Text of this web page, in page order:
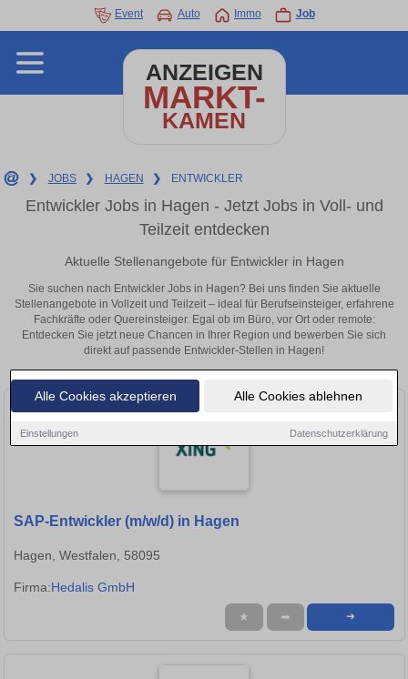
Alle Cookies akzeptieren Alle Cookies ablehnen
Einstellungen Datenschutzerklärung
Event Auto Immo Job
ANZEIGEN
MARKT-
KAMEN
❯ JOBS ❯ HAGEN ❯ ENTWICKLER
Entwickler Jobs in Hagen - Jetzt Jobs in Voll- und
Teilzeit entdecken
Aktuelle Stellenangebote für Entwickler in Hagen
Sie suchen nach Entwickler Jobs in Hagen? Bei uns finden Sie aktuelle
Stellenangebote in Vollzeit und Teilzeit – ideal für Berufseinsteiger, erfahrene
Fachkräfte oder Quereinsteiger. Egal ob im Büro, vor Ort oder remote:
Entdecken Sie jetzt neue Chancen in Ihrer Region und bewerben Sie sich
direkt auf passende Entwickler-Stellen in Hagen!
SAP-Entwickler (m/w/d) in Hagen
Hagen, Westfalen, 58095
Firma:Hedalis GmbH
★ ➦ ➜